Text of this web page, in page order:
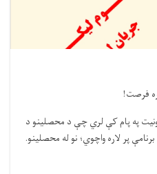
فرصت!
په پام کې لري چې د محصلینو د
پر لاره واچوي؛ نو له محصلینو.